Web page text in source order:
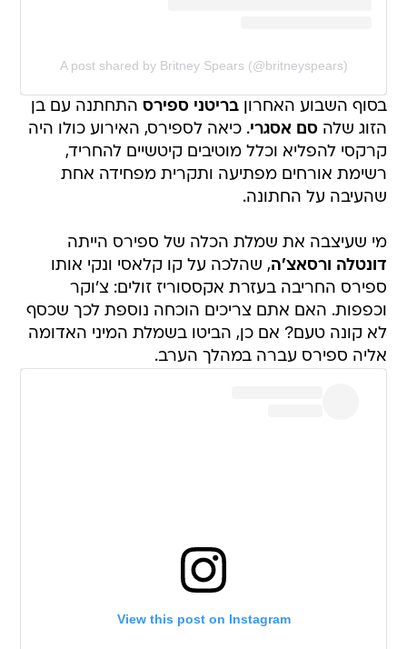
A post shared by Britney Spears (@britneyspears)
בסוף השבוע האחרוןבריטני ספירס התחתנה עם בן
הזוג שלהסם אסגרי. כיאה לספירס, האירוע כולו היה
קרקסי להפליא וכלל מוטיבים קיטשיים להחריד,
רשימת אורחים מפתיעה ותקרית מפחידה אחת
שהעיבה על החתונה.
מי שעיצבה את שמלת הכלה של ספירס הייתה
דונטלה ורסאצ'ה, שהלכה על קו קלאסי ונקי אותו
ספירס החריבה בעזרת אקססוריז זולים: צ'וקר
וכפפות. האם אתם צריכים הוכחה נוספת לכך שכסף
לא קונה טעם? אם כן, הביטו בשמלת המיני האדומה
אליה ספירס עברה במהלך הערב.
View this post on Instagram